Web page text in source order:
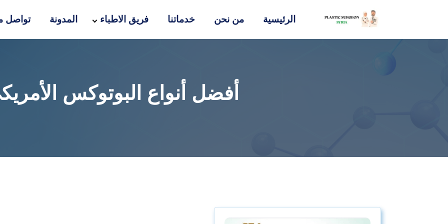
الرئيسية من نحن خدماتنا فريق الاطباء المدونة تواصل
أفضل أنواع البوتوكس